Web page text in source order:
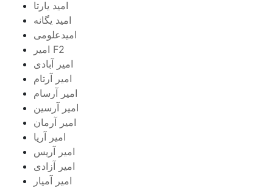
امید یارتا
امید یگانه
امیدعلومی
امیر F2
امیر آبادی
امیر آرتام
امیر آرسام
امیر آرسین
امیر آرمان
امیر آریا
امیر آریس
امیر آزادی
امیر آمیار